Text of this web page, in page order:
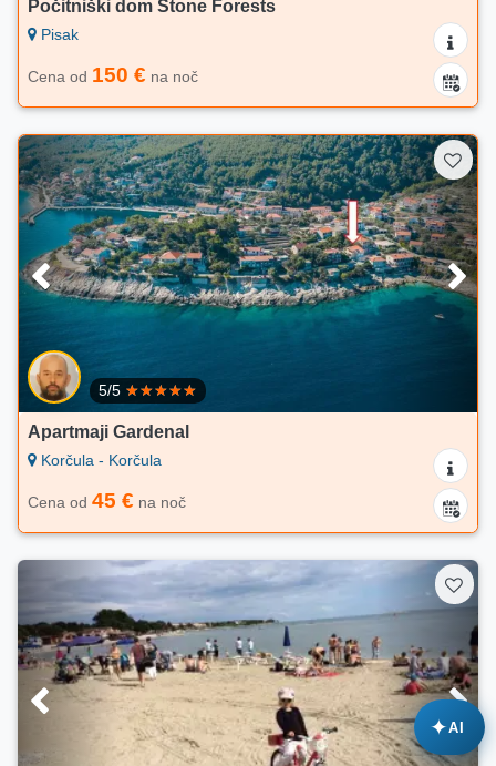
Počitniški dom Stone Forests
Pisak
Cena od 150 € na noč
5/5
Apartmaji Gardenal
Korčula - Korčula
Cena od 45 € na noč
✦AI